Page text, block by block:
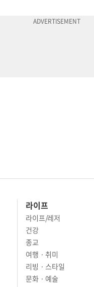
라이프
라이프/레저
건강
종교
여행 · 취미